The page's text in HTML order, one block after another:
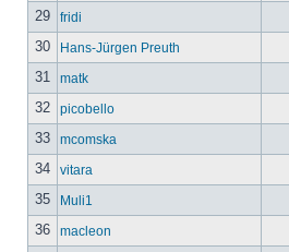
29 fridi
30 Hans-Jürgen Preuth
31 matk
32 picobello
33 mcomska
34 vitara
35 Muli1
36 macleon